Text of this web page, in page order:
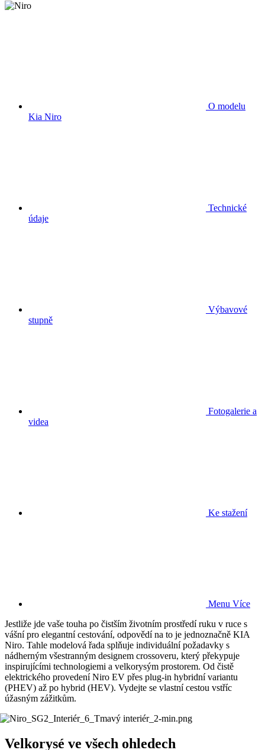
O modelu
Kia Niro
Technické
údaje
Výbavové
stupně
Fotogalerie a
videa
Ke stažení
Menu Více
Jestliže jde vaše touha po čistším životním prostředí ruku v ruce s
vášní pro elegantní cestování, odpovědí na to je jednoznačně KIA
Niro. Tahle modelová řada splňuje individuální požadavky s
nádherným všestranným designem crossoveru, který překypuje
inspirujícími technologiemi a velkorysým prostorem. Od čistě
elektrického provedení Niro EV přes plug-in hybridní variantu
(PHEV) až po hybrid (HEV). Vydejte se vlastní cestou vstříc
úžasným zážitkům.
Velkorysé ve všech ohledech